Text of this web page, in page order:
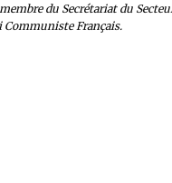
du Secrétariat du
Français.